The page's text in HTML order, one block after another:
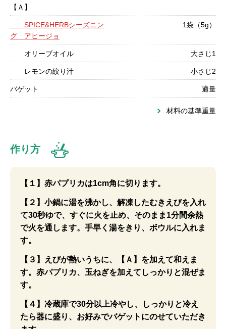
【Ａ】
SPICE&HERBシーズニン
グ アヒージョ
1袋（5g）
オリーブオイル 大さじ1
レモンの絞り汁 小さじ2
バゲット 適量
材料の基準重量
作り方
【１】赤パプリカは1cm角に切ります。
【２】小鍋に湯を沸かし、解凍したむきえびを入れ
て30秒ゆで、すぐに火を止め、そのまま1分間余熱
で火を通します。手早く湯をきり、ボウルに入れま
す。
【３】えびが熱いうちに、【Ａ】を加えて和えま
す。赤パプリカ、玉ねぎを加えてしっかりと混ぜま
す。
【４】冷蔵庫で30分以上冷やし、しっかりと冷え
たら器に盛り、お好みでバゲットにのせていただき